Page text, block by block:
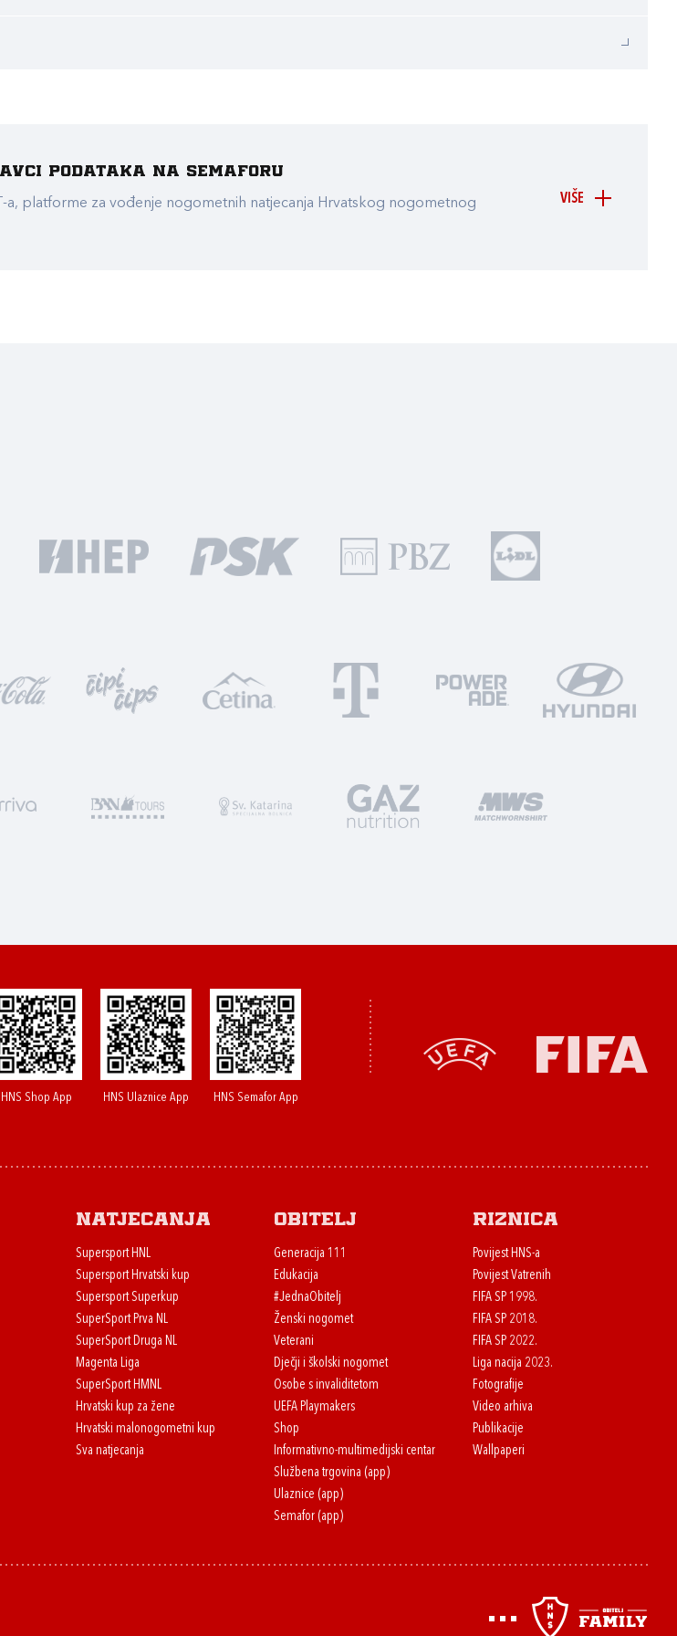
VIŠE
podataka na Semaforu
platforme za vođenje nogometnih natjecanja Hrvatskog nogometnog
HNS Shop App HNS Ulaznice App HNS Semafor App
Natjecanja
Supersport HNL
Supersport Hrvatski kup
Supersport Superkup
SuperSport Prva NL
SuperSport Druga NL
Magenta Liga
SuperSport HMNL
Hrvatski kup za žene
Hrvatski malonogometni kup
Sva natjecanja
Obitelj
Generacija 111
Edukacija
#JednaObitelj
Ženski nogomet
Veterani
Dječji i školski nogomet
Osobe s invaliditetom
UEFA Playmakers
Shop
Informativno-multimedijski centar
Službena trgovina (app)
Ulaznice (app)
Semafor (app)
Riznica
Povijest HNS-a
Povijest Vatrenih
FIFA SP 1998.
FIFA SP 2018.
FIFA SP 2022.
Liga nacija 2023.
Fotografije
Video arhiva
Publikacije
Wallpaperi